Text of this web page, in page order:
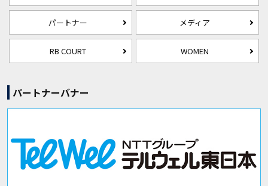
パートナー メディア
RB COURT WOMEN
パートナーバナー